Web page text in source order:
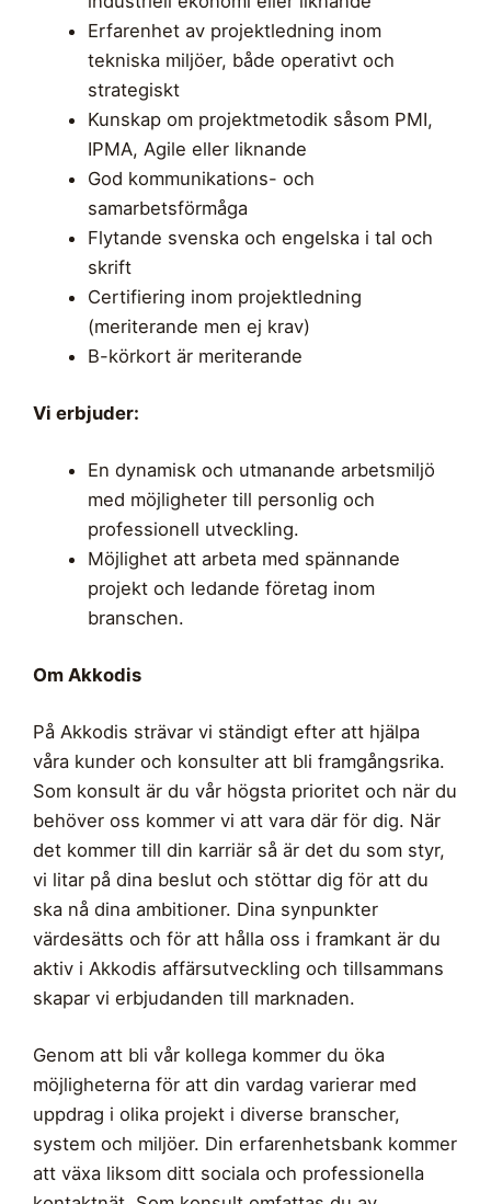
Erfarenhet av projektledning inom
tekniska miljöer, både operativt och
strategiskt
Kunskap om projektmetodik såsom PMI,
IPMA, Agile eller liknande
God kommunikations- och
samarbetsförmåga
Flytande svenska och engelska i tal och
skrift
Certifiering inom projektledning
(meriterande men ej krav)
B-körkort är meriterande
Vi erbjuder:
En dynamisk och utmanande arbetsmiljö
med möjligheter till personlig och
professionell utveckling.
Möjlighet att arbeta med spännande
projekt och ledande företag inom
branschen.
Om Akkodis
På Akkodis strävar vi ständigt efter att hjälpa
våra kunder och konsulter att bli framgångsrika.
Som konsult är du vår högsta prioritet och när du
behöver oss kommer vi att vara där för dig. När
det kommer till din karriär så är det du som styr,
vi litar på dina beslut och stöttar dig för att du
ska nå dina ambitioner. Dina synpunkter
värdesätts och för att hålla oss i framkant är du
aktiv i Akkodis affärsutveckling och tillsammans
skapar vi erbjudanden till marknaden.
Genom att bli vår kollega kommer du öka
möjligheterna för att din vardag varierar med
uppdrag i olika projekt i diverse branscher,
system och miljöer. Din erfarenhetsbank kommer
att växa liksom ditt sociala och professionella